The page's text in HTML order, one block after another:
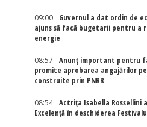
09:00
Guvernul a dat ordin de
ajuns să facă bugetarii pentru a
energie
08:57
Anunț important pentru
promite aprobarea angajărilor
construite prin PNRR
08:54
Actriţa Isabella Rossellini
Excelenţă în deschiderea